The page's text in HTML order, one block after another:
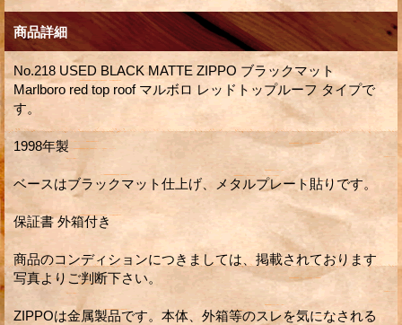
商品詳細
No.218 USED BLACK MATTE ZIPPO ブラックマット
Marlboro red top roof マルボロ レッドトップルーフ タイプで
す。
1998年製
ベースはブラックマット仕上げ、メタルプレート貼りです。
保証書 外箱付き
商品のコンディションにつきましては、掲載されております
写真よりご判断下さい。
ZIPPOは金属製品です。本体、外箱等のスレを気になされる